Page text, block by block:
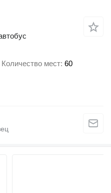
Количество мест 60